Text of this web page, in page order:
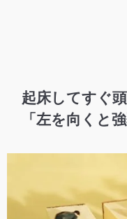
起床してすぐ
「左を向くと